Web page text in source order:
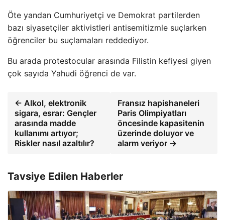
Öte yandan Cumhuriyetçi ve Demokrat partilerden
bazı siyasetçiler aktivistleri antisemitizmle suçlarken
öğrenciler bu suçlamaları reddediyor.
Bu arada protestocular arasında Filistin kefiyesi giyen
çok sayıda Yahudi öğrenci de var.
← Alkol, elektronik
sigara, esrar: Gençler
arasında madde
kullanımı artıyor;
Riskler nasıl azaltılır?
Fransız hapishaneleri
Paris Olimpiyatları
öncesinde kapasitenin
üzerinde doluyor ve
alarm veriyor →
Tavsiye Edilen Haberler